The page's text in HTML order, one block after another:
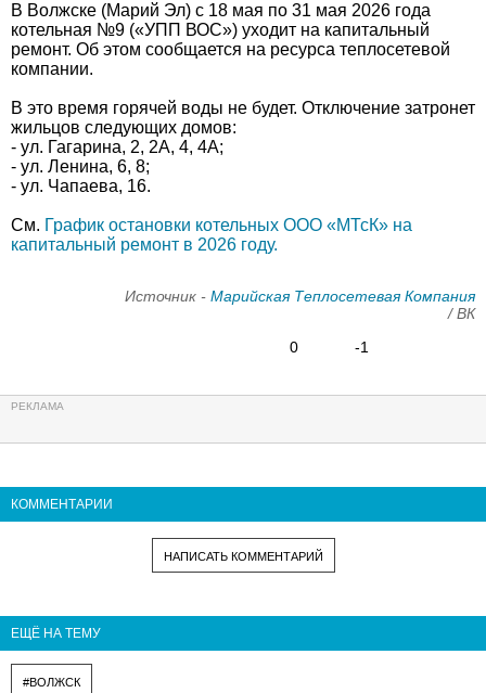
В Волжске (Марий Эл) с 18 мая по 31 мая 2026 года
котельная №9 («УПП ВОС») уходит на капитальный
ремонт. Об этом сообщается на ресурса теплосетевой
компании.
В это время горячей воды не будет. Отключение затронет
жильцов следующих домов:
- ул. Гагарина, 2, 2А, 4, 4А;
- ул. Ленина, 6, 8;
- ул. Чапаева, 16.
См. График остановки котельных ООО «МТсК» на
капитальный ремонт в 2026 году.
Источник - Марийская Теплосетевая Компания
/ ВК
0
-1
КОММЕНТАРИИ
НАПИСАТЬ КОММЕНТАРИЙ
ЕЩЁ НА ТЕМУ
#ВОЛЖСК